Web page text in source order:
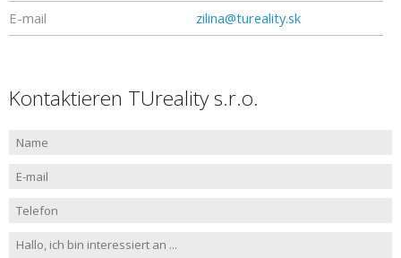
E-mail
zilina@tureality.sk
Kontaktieren TUreality s.r.o.